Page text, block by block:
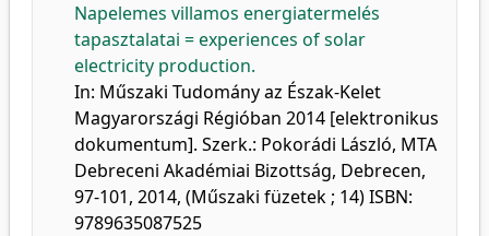
Napelemes villamos energiatermelés
tapasztalatai = experiences of solar
electricity production.
In: Műszaki Tudomány az Észak-Kelet
Magyarországi Régióban 2014 [elektronikus
dokumentum]. Szerk.: Pokorádi László, MTA
Debreceni Akadémiai Bizottság, Debrecen,
97-101, 2014, (Műszaki füzetek ; 14) ISBN:
9789635087525